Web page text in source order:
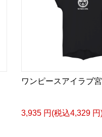
ワンピースアイラブ
3,935 円(税込4,329 円